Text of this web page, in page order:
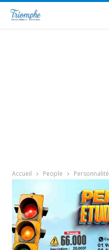
Accueil People Personnalité